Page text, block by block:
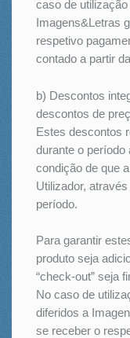
caso de
Imagens&Letras
respetivo
contado a partir
b) Descontos
descontos de
Estes descontos
durante o
condição de que
Utilizador,
período.
Para garantir
produto seja
“check-out” seja
No caso de
diferidos a
se receber o